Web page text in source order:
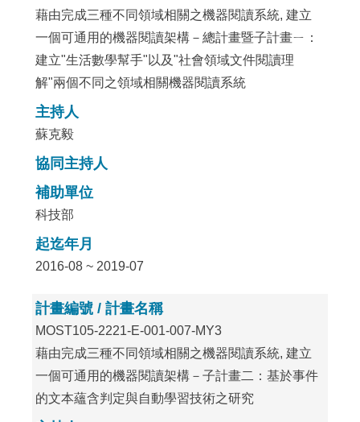
藉由完成三種不同領域相關之機器閱讀系統, 建立
一個可通用的機器閱讀架構－總計畫暨子計畫ㄧ：
建立"生活數學幫手"以及"社會領域文件閱讀理
解"兩個不同之領域相關機器閱讀系統
主持人
蘇克毅
協同主持人
補助單位
科技部
起迄年月
2016-08 ~ 2019-07
計畫編號 / 計畫名稱
MOST105-2221-E-001-007-MY3
藉由完成三種不同領域相關之機器閱讀系統, 建立
一個可通用的機器閱讀架構－子計畫二：基於事件
的文本蘊含判定與自動學習技術之研究